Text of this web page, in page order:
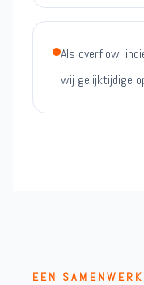
Als overflow:
wij gelijktijdige
EEN